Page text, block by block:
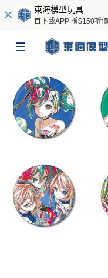
東海模型玩具
首下載APP 贈$150折